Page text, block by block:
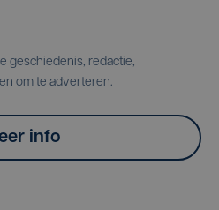
geschiedenis, redactie,
om te adverteren.
info